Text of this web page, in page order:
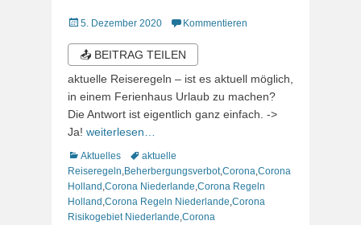
Veröffentlicht
5. Dezember 2020 Kommentieren
📤 BEITRAG TEILEN
aktuelle Reiseregeln – ist es aktuell möglich,
in einem Ferienhaus Urlaub zu machen?
Die Antwort ist eigentlich ganz einfach. ->
Ja! weiterlesen…
Kategorien
Aktuelles Schlagworte
aktuelle
Reiseregeln Beherbergungsverbot,Corona Corona
Holland Corona Niederlande Corona Regeln
Holland Corona Regeln Niederlande Corona
Risikogebiet Niederlande Corona